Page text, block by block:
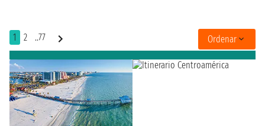
1 2 ..77 Ordenar